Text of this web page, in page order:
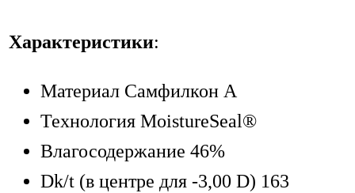
Характеристики:
Материал Самфилкон А
Технология MoistureSeal®
Влагосодержание 46%
Dk/t (в центре для -3,00 D) 163